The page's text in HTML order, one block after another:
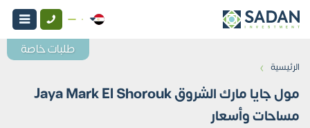
الرئيسية ›
مول جايا مارك الشروق Jaya Mark El Shorouk
مساحات وأسعار
طلبات خاصة